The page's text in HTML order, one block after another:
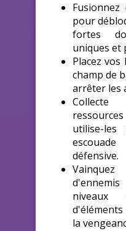
pour
fortes
uniques et
Placez
champ de
arrêter les
utilise-
défensive.
la